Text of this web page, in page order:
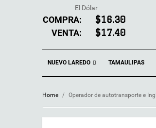
El Dólar
COMPRA: $16.30
VENTA: $17.40
NUEVO LAREDO TAMAULIPAS
Home / Operador de autotransporte e